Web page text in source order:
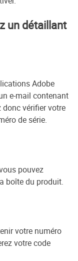
un détaillant
Adobe
e-mail contenant
donc vérifier votre
de série.
pouvez
boîte du produit.
votre numéro
votre code